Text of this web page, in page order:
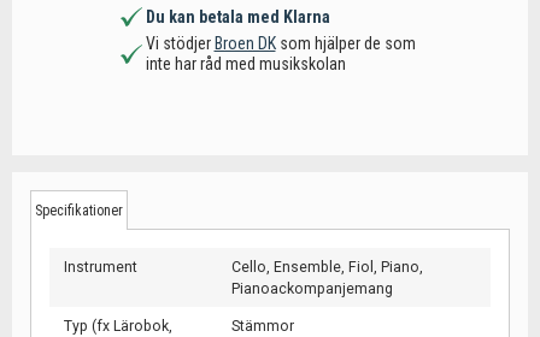
Du kan betala med Klarna
Vi stödjerBroen DKsom hjälper de som
inte har råd med musikskolan
Specifikationer
Instrument Cello,Ensemble,Fiol,Piano,
Pianoackompanjemang
Typ (fx Lärobok,
Stämmor